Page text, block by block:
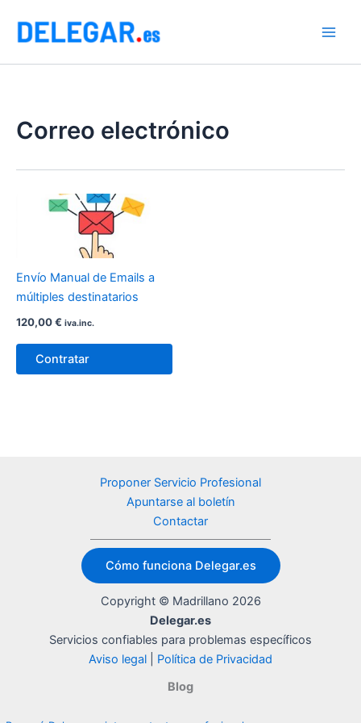
contenido
Correo electrónico
Envío Manual de Emails a
múltiples destinatarios
120,00€ iva.inc.
Contratar
Proponer Servicio Profesional
Apuntarse al boletín
Contactar
Cómo funciona Delegar.es
Copyright © Madrillano 2026
Delegar.es
Servicios confiables para problemas específicos
Aviso legal
Política de Privacidad
Blog